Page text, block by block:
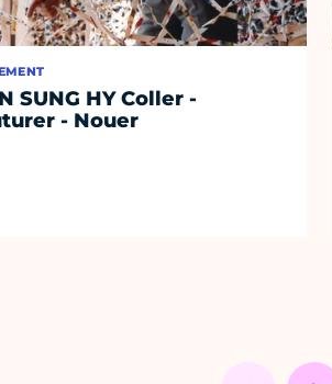
SUNG HY Coller -
- Nouer